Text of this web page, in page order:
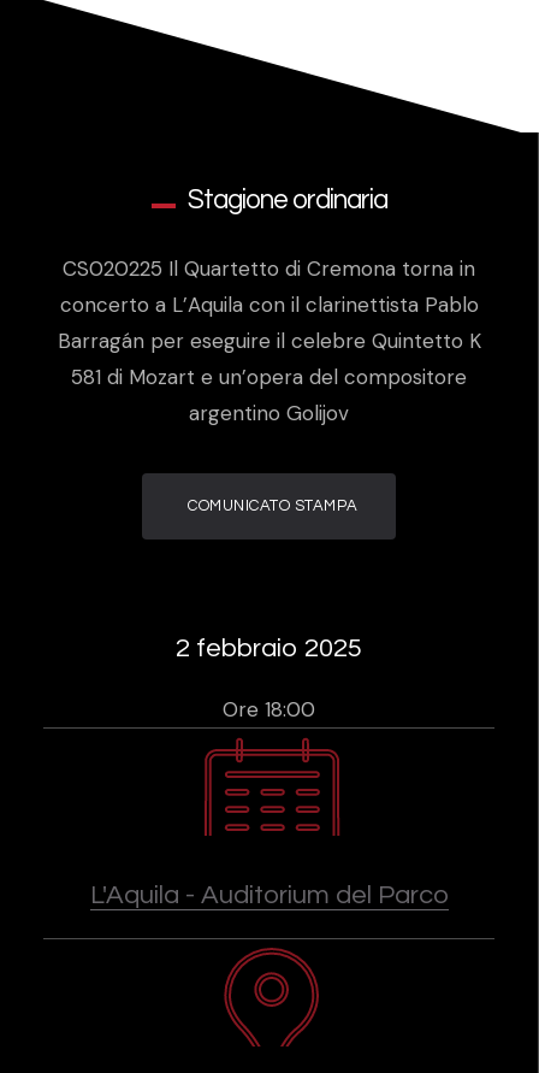
Stagione ordinaria
CS020225 Il Quartetto di Cremona torna in
concerto a L’Aquila con il clarinettista Pablo
Barragán per eseguire il celebre Quintetto K
581 di Mozart e un’opera del compositore
argentino Golijov
COMUNICATO STAMPA
2 febbraio 2025
Ore 18:00
L'Aquila - Auditorium del Parco